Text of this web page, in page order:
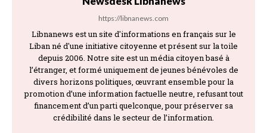
https://libnanews.com
Libnanews est un site d'informations en français sur le
Liban né d'une initiative citoyenne et présent sur la toile
depuis 2006. Notre site est un média citoyen basé à
l’étranger, et formé uniquement de jeunes bénévoles de
divers horizons politiques, œuvrant ensemble pour la
promotion d’une information factuelle neutre, refusant tout
financement d’un parti quelconque, pour préserver sa
crédibilité dans le secteur de l’information.